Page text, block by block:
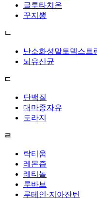
글루타치온
꾸지뽕
ㄴ
난소화성말토덱스트
뇌유산균
ㄷ
단백질
대마종자유
도라지
ㄹ
락티움
레몬즙
레티놀
루바브
루테인·지아잔틴